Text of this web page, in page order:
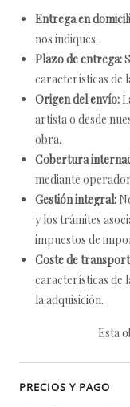
Entrega en
nos indiques.
Plazo de entrega:
características de
Origen del envío:
artista o desde
obra.
Cobertura
mediante
Gestión integral:
y los trámites
impuestos de
Coste de
características de
la adquisición.
Esta
PRECIOS Y PAGO